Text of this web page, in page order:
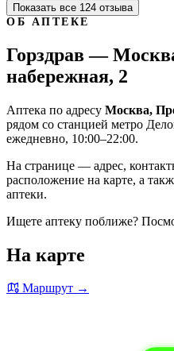
Показать все 124 отзыва
ОБ АПТЕКЕ
Горздрав —
набережная, 2
Аптека по адресу Москва,
рядом со станцией метро
ежедневно, 10:00–22:00.
На странице — адрес,
расположение на карте, а
аптеки.
Ищете аптеку поближе?
На карте
Маршрут →